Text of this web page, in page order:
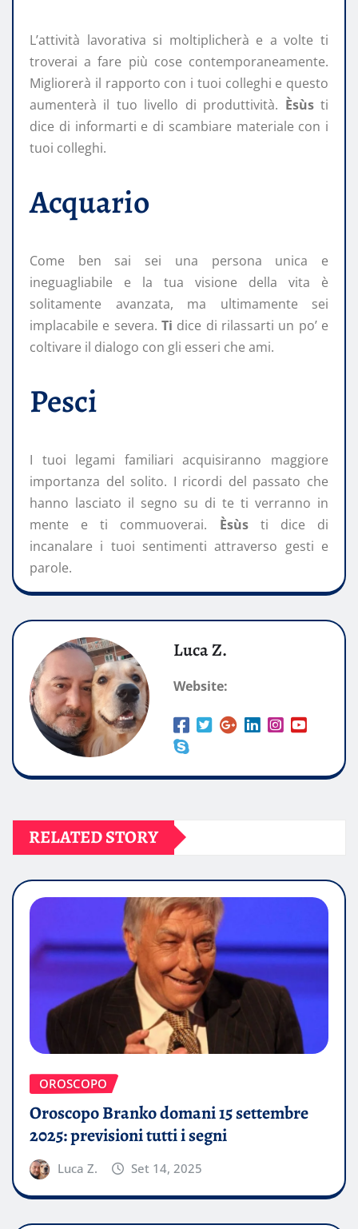
L’attività lavorativa si moltiplicherà e a volte ti
troverai a fare più cose contemporaneamente.
Migliorerà il rapporto con i tuoi colleghi e questo
aumenterà il tuo livello di produttività. Èsùsti
dice di informarti e di scambiare materiale con i
tuoi colleghi.
Acquario
Come ben sai sei una persona unica e
ineguagliabile e la tua visione della vita è
solitamente avanzata, ma ultimamente sei
implacabile e severa. Ti dice di rilassarti un po’ e
coltivare il dialogo con gli esseri che ami.
Pesci
I tuoi legami familiari acquisiranno maggiore
importanza del solito. I ricordi del passato che
hanno lasciato il segno su di te ti verranno in
mente e ti commuoverai. Èsùsti dice di
incanalare i tuoi sentimenti attraverso gesti e
parole.
Luca Z.
Website:
RELATED STORY
OROSCOPO
Oroscopo Branko domani 15 settembre
2025: previsioni tutti i segni
Luca Z. Set 14, 2025